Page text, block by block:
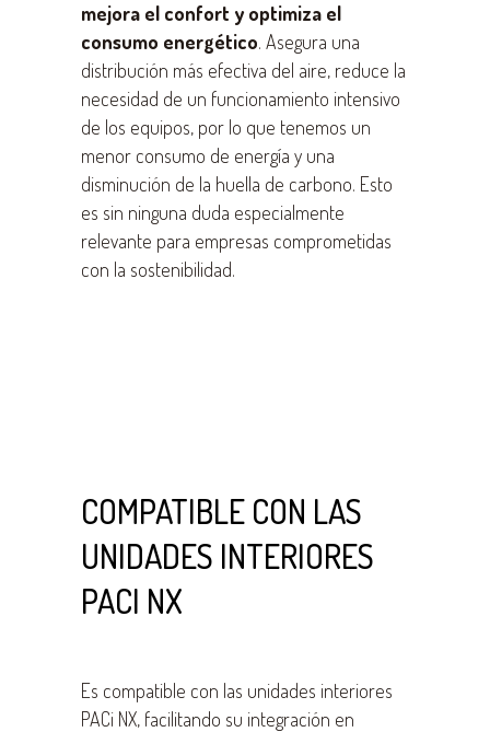
mejora el confort y optimiza el
consumo energético. Asegura una
distribución más efectiva del aire, reduce la
necesidad de un funcionamiento intensivo
de los equipos, por lo que tenemos un
menor consumo de energía y una
disminución de la huella de carbono. Esto
es sin ninguna duda especialmente
relevante para empresas comprometidas
con la sostenibilidad.
COMPATIBLE CON LAS
UNIDADES INTERIORES
PACI NX
Es compatible con las unidades interiores
PACi NX, facilitando su integración en